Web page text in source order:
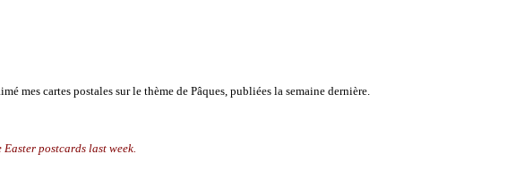
mes cartes postales sur le thème de Pâques, publiées la semaine dernière.
postcards last week.